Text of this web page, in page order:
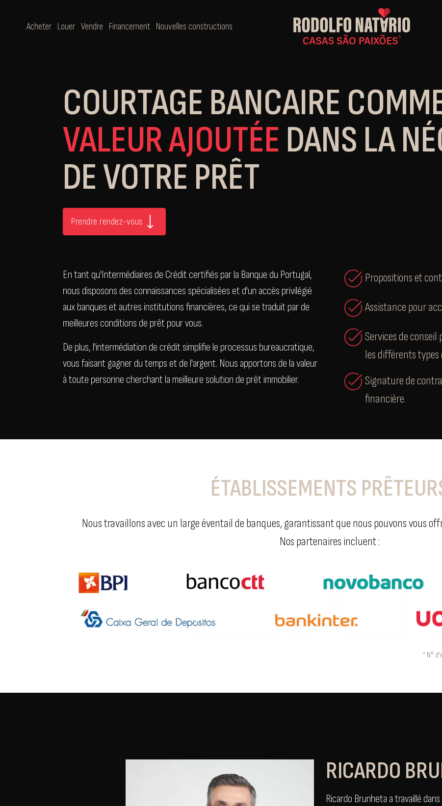
Acheter Louer Vendre Financement Nouvelles constructions
COURTAGE BANCAIRE
VALEUR AJOUTÉE DANS LA
DE VOTRE PRÊT
Prendre rendez-vous
En tant qu'Intermédiaires de Crédit certifiés par la Banque du Portugal,
nous disposons des connaissances spécialisées et d'un accès privilégié
aux banques et autres institutions financières, ce qui se traduit par de
meilleures conditions de prêt pour vous.
De plus, l'intermédiation de crédit simplifie le processus bureaucratique,
vous faisant gagner du temps et de l'argent. Nous apportons de la valeur
à toute personne cherchant la meilleure solution de prêt immobilier.
Propositions et
Assistance pour
Services de
les différents
Signature de
financière.
ÉTABLISSEMENTS
Nous travaillons avec un large éventail de banques, garantissant que nous pouvons vous
Nos partenaires incluent :
* N°
RICARDO
Ricardo Brunheta a travaillé